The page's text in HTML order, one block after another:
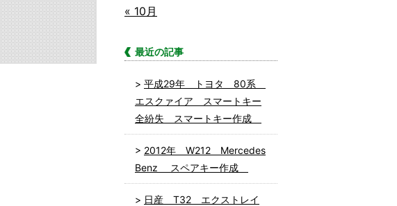
« 10月
最近の記事
平成29年 トヨタ 80系
エスクァイア スマートキー
全紛失 スマートキー作成
2012年 W212 Mercedes
Benz スペアキー作成
日産 T32 エクストレイ